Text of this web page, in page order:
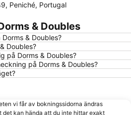
Peniché, Portugal
& Doubles
& Doubles?
Doubles?
på Dorms & Doubles?
på Dorms & Doubles?
vi får av bokningssidorna ändras
det kan hända att du inte hittar exakt